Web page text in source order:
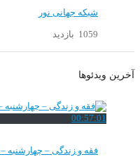
شبکه جهانی نور
1059 بازدید
آخرین ویدئوها
00:57:01
فقه و زندگی – چهارشنبه – ۲۸ تیر ۱۴۰۲